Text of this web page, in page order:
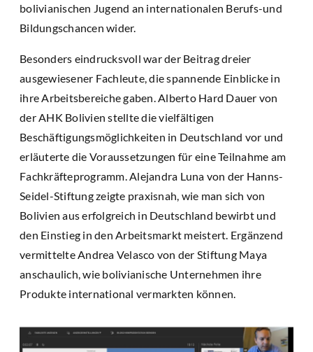
bolivianischen Jugend an internationalen Berufs-und
Bildungschancen wider.
Besonders eindrucksvoll war der Beitrag dreier
ausgewiesener Fachleute, die spannende Einblicke in
ihre Arbeitsbereiche gaben. Alberto Hard Dauer von
der AHK Bolivien stellte die vielfältigen
Beschäftigungsmöglichkeiten in Deutschland vor und
erläuterte die Voraussetzungen für eine Teilnahme am
Fachkräfteprogramm. Alejandra Luna von der Hanns-
Seidel-Stiftung zeigte praxisnah, wie man sich von
Bolivien aus erfolgreich in Deutschland bewirbt und
den Einstieg in den Arbeitsmarkt meistert. Ergänzend
vermittelte Andrea Velasco von der Stiftung Maya
anschaulich, wie bolivianische Unternehmen ihre
Produkte international vermarkten können.